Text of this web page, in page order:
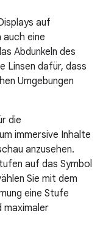
auf
auch eine
Abdunkeln des
Linsen dafür, dass
Umgebungen
die
immersive Inhalte
anzusehen.
auf das Symbol
Sie mit dem
eine Stufe
maximaler